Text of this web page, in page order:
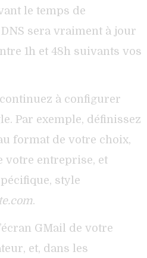
le temps de
sera vraiment à jour
1h et 48h suivants vos
à configurer
Par exemple, définissez
format de votre choix,
votre entreprise, et
style
.
GMail de votre
et, dans les